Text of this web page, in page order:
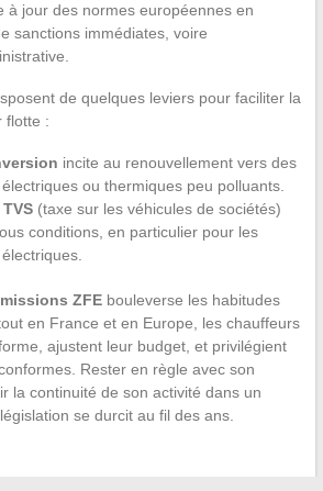
à jour des normes européennes en
sanctions immédiates, voire
de quelques leviers pour faciliter la
flotte :
incite au renouvellement vers des
ou thermiques peu polluants.
(taxe sur les véhicules de sociétés)
conditions, en particulier pour les
ZFEbouleverse les habitudes
en France et en Europe, les chauffeurs
ajustent leur budget, et privilégient
Rester en règle avec son
la continuité de son activité dans un
se durcit au fil des ans.